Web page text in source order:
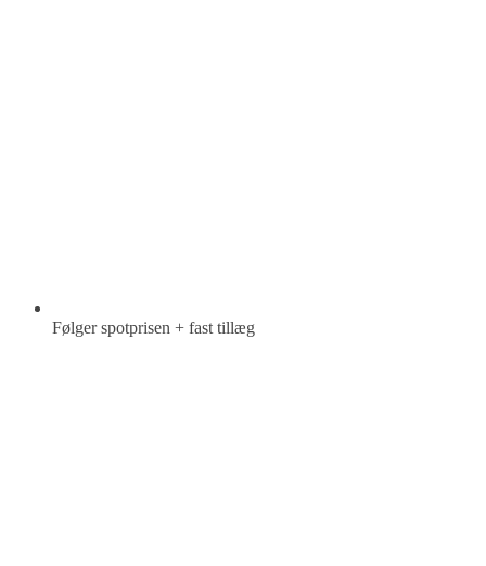
Følger spotprisen + fast tillæg